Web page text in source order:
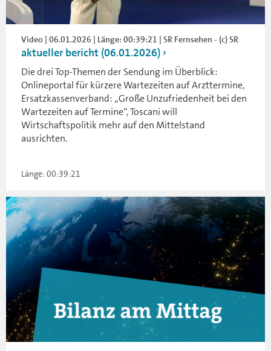
Video | 06.01.2026 | Länge: 00:39:21 | SR Fernsehen - (c) SR
aktueller bericht (06.01.2026)
Die drei Top-Themen der Sendung im Überblick:
Onlineportal für kürzere Wartezeiten auf Arzttermine,
Ersatzkassenverband: „Große Unzufriedenheit bei den
Wartezeiten auf Termine“, Toscani will
Wirtschaftspolitik mehr auf den Mittelstand
ausrichten.
Länge: 00:39:21